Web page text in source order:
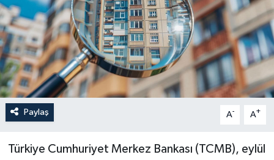
Paylaş A- A+
Türkiye Cumhuriyet Merkez Bankası (TCMB), eylül
Siyaset
Spor
Türkiye